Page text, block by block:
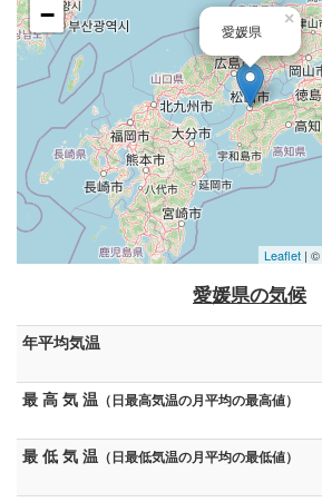
愛媛県
×
−
Leaflet | ©
愛媛県の気候
年平均気温
最 高 気 温 （日最高気温の月平均の最高値）
最 低 気 温 （日最低気温の月平均の最低値）